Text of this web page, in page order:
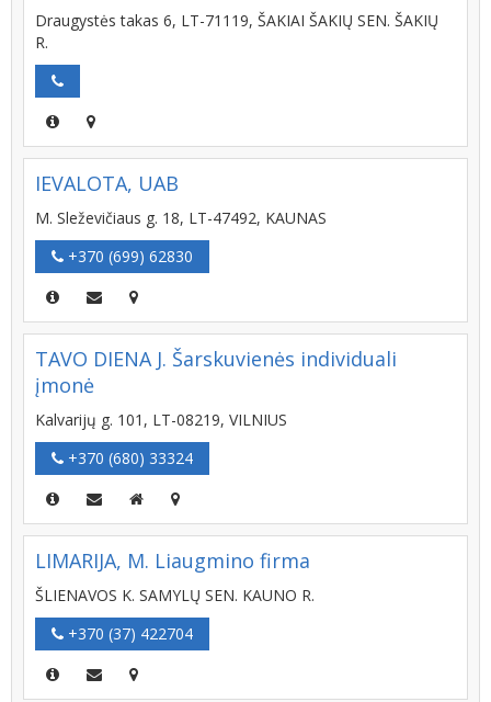
Draugystės takas 6, LT-71119, ŠAKIAI ŠAKIŲ SEN. ŠAKIŲ
R.
IEVALOTA, UAB
M. Sleževičiaus g. 18, LT-47492, KAUNAS
+370 (699) 62830
TAVO DIENA J. Šarskuvienės individuali
įmonė
Kalvarijų g. 101, LT-08219, VILNIUS
+370 (680) 33324
LIMARIJA, M. Liaugmino firma
ŠLIENAVOS K. SAMYLŲ SEN. KAUNO R.
+370 (37) 422704